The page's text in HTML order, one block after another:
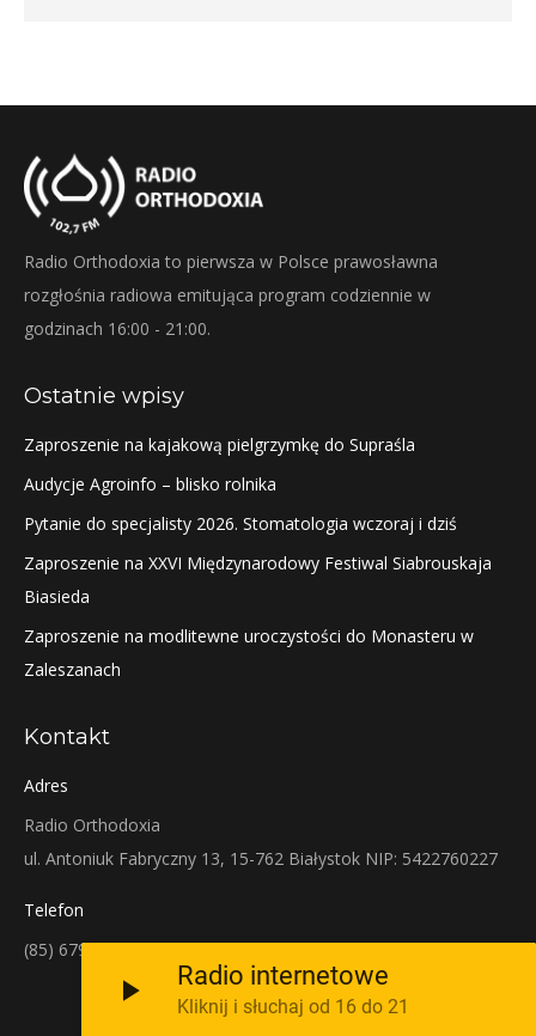
Radio Orthodoxia to pierwsza w Polsce prawosławna
rozgłośnia radiowa emitująca program codziennie w
godzinach 16:00 - 21:00.
Ostatnie wpisy
Zaproszenie na kajakową pielgrzymkę do Supraśla
Audycje Agroinfo – blisko rolnika
Pytanie do specjalisty 2026. Stomatologia wczoraj i dziś
Zaproszenie na XXVI Międzynarodowy Festiwal Siabrouskaja
Biasieda
Zaproszenie na modlitewne uroczystości do Monasteru w
Zaleszanach
Kontakt
Adres
Radio Orthodoxia
ul. Antoniuk Fabryczny 13, 15-762 Białystok NIP: 5422760227
Telefon
(85) 679-38-38
Radio internetowe
Kliknij i słuchaj od 16 do 21